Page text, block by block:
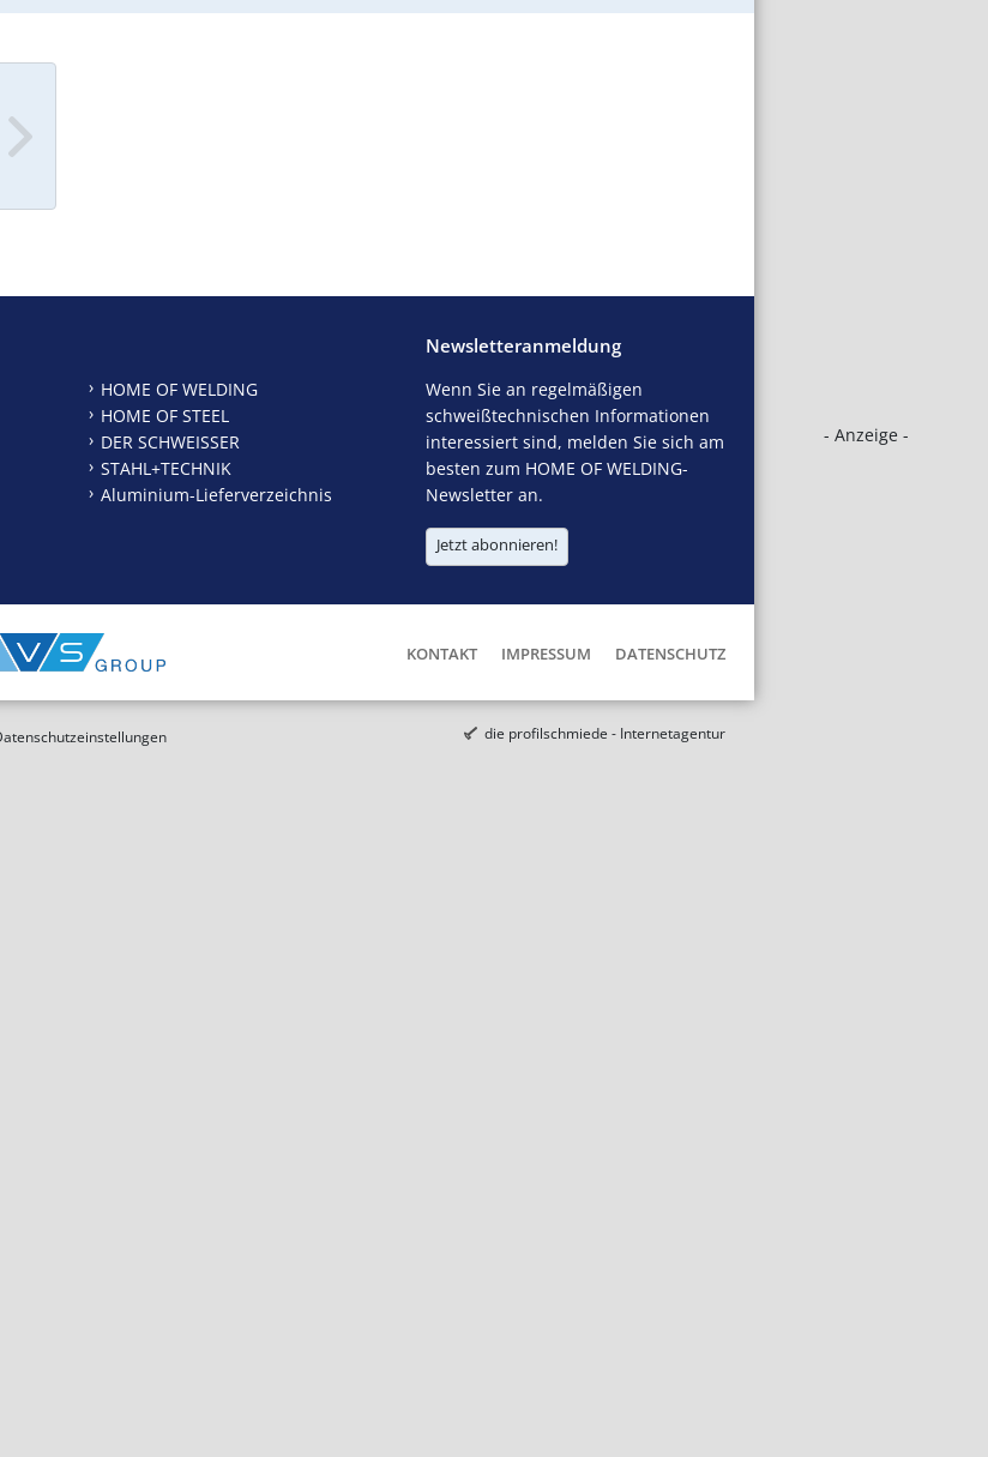
- Anzeige -
HOME OF WELDING
HOME OF STEEL
DER SCHWEISSER
STAHL+TECHNIK
Aluminium-Lieferverzeichnis
Newsletteranmeldung
Wenn Sie an regelmäßigen
schweißtechnischen Informationen
interessiert sind, melden Sie sich am
besten zum HOME OF WELDING-
Newsletter an.
Jetzt abonnieren!
KONTAKT IMPRESSUM DATENSCHUTZ
die profilschmiede - Internetagentur